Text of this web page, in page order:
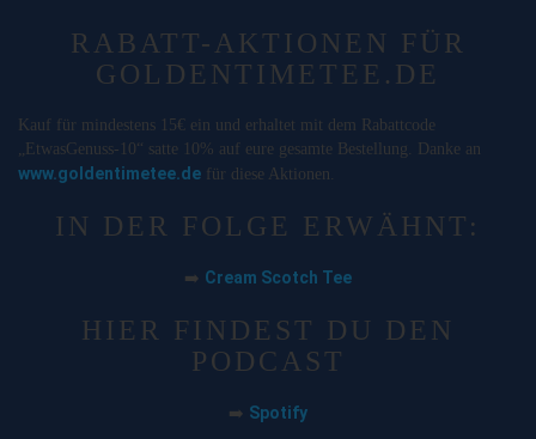
RABATT-AKTIONEN FÜR
GOLDENTIMETEE.DE
Kauf für mindestens 15€ ein und erhaltet mit dem Rabattcode
„EtwasGenuss-10“ satte 10% auf eure gesamte Bestellung. Danke an
www.goldentimetee.de für diese Aktionen.
IN DER FOLGE ERWÄHNT:
➡️ Cream Scotch Tee
HIER FINDEST DU DEN
PODCAST
➡️ Spotify